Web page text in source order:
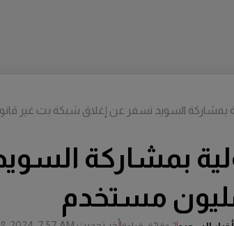
بمشاركة
السويد تسفر عن إغلاق شبكة بث غير قانونية تضم 22